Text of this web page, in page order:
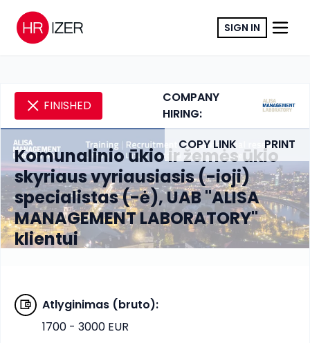
SIGN IN
FINISHED
COMPANY
HIRING:
COPY LINK
PRINT
Komunalinio ūkio ir žemės ūkio
skyriaus vyriausiasis (-ioji)
specialistas (-ė), UAB "ALISA
MANAGEMENT LABORATORY"
klientui
Atlyginimas (bruto):
1700 - 3000 EUR